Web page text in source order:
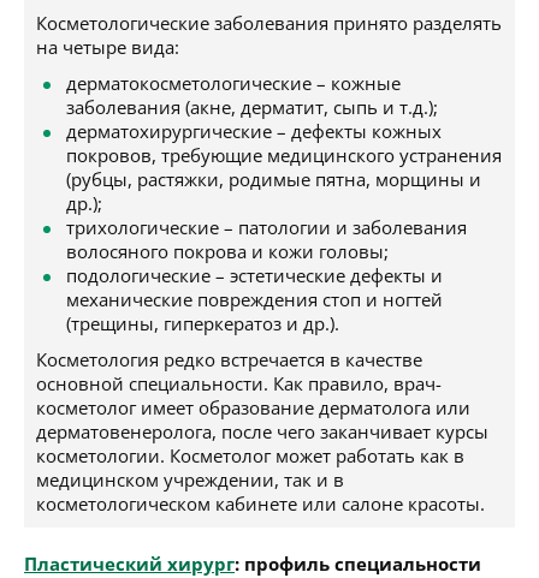
Косметологические заболевания принято разделять
на четыре вида:
дерматокосметологические – кожные
заболевания (акне, дерматит, сыпь и т.д.);
дерматохирургические – дефекты кожных
покровов, требующие медицинского устранения
(рубцы, растяжки, родимые пятна, морщины и
др.);
трихологические – патологии и заболевания
волосяного покрова и кожи головы;
подологические – эстетические дефекты и
механические повреждения стоп и ногтей
(трещины, гиперкератоз и др.).
Косметология редко встречается в качестве
основной специальности. Как правило, врач-
косметолог имеет образование дерматолога или
дерматовенеролога, после чего заканчивает курсы
косметологии. Косметолог может работать как в
медицинском учреждении, так и в
косметологическом кабинете или салоне красоты.
Пластический хирург: профиль специальности